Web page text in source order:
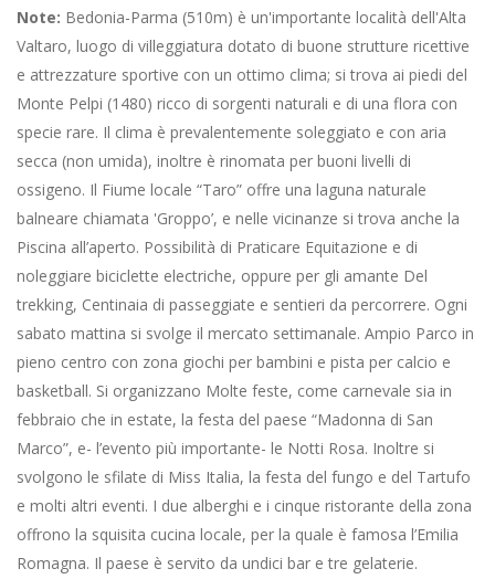
Note: Bedonia-Parma (510m) è un'importante località dell'Alta
Valtaro, luogo di villeggiatura dotato di buone strutture ricettive
e attrezzature sportive con un ottimo clima; si trova ai piedi del
Monte Pelpi (1480) ricco di sorgenti naturali e di una flora con
specie rare. Il clima è prevalentemente soleggiato e con aria
secca (non umida), inoltre è rinomata per buoni livelli di
ossigeno. Il Fiume locale “Taro” offre una laguna naturale
balneare chiamata 'Groppo’, e nelle vicinanze si trova anche la
Piscina all’aperto. Possibilità di Praticare Equitazione e di
noleggiare biciclette electriche, oppure per gli amante Del
trekking, Centinaia di passeggiate e sentieri da percorrere. Ogni
sabato mattina si svolge il mercato settimanale. Ampio Parco in
pieno centro con zona giochi per bambini e pista per calcio e
basketball. Si organizzano Molte feste, come carnevale sia in
febbraio che in estate, la festa del paese “Madonna di San
Marco”, e- l’evento più importante- le Notti Rosa. Inoltre si
svolgono le sfilate di Miss Italia, la festa del fungo e del Tartufo
e molti altri eventi. I due alberghi e i cinque ristorante della zona
offrono la squisita cucina locale, per la quale è famosa l’Emilia
Romagna. Il paese è servito da undici bar e tre gelaterie.